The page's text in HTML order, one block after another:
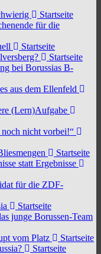
Startseite
für die
Startseite
Startseite
bei Borussias B-
aus dem Ellenfeld
(Lern)Aufgabe
noch nicht vorbei!“
Startseite
statt Ergebnisse
für die ZDF-
Startseite
junge Borussen-Team
vom Platz
Startseite
Startseite